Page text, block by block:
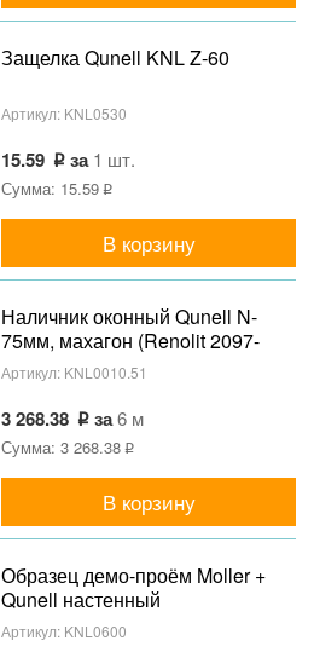
Защелка Qunell KNL Z-60
Артикул: KNL0530
15.59 за1 шт.
Сумма: 15.59
В корзину
Наличник оконный Qunell N-
75мм, махагон (Renolit 2097-
013)
Артикул: KNL0010.51
3 268.38 за6 м
Сумма: 3 268.38
В корзину
Образец демо-проём Moller +
Qunell настенный
Артикул: KNL0600